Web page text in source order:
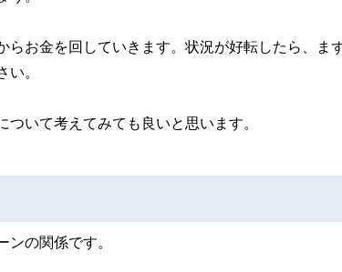
お金を回していきます。状況が好転したら、ま
い。
いて考えてみても良いと思います。
の関係です。